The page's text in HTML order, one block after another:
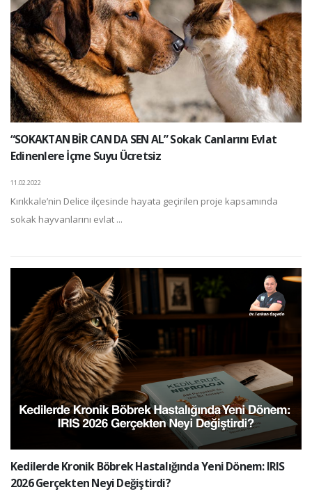
“SOKAKTAN BİR CAN DA SEN AL” Sokak Canlarını Evlat
Edinenlere İçme Suyu Ücretsiz
11.02.2022
Kırıkkale’nin Delice ilçesinde hayata geçirilen proje kapsamında
sokak hayvanlarını evlat ...
Kedilerde Kronik Böbrek Hastalığında Yeni Dönem: IRIS
2026 Gerçekten Neyi Değiştirdi?